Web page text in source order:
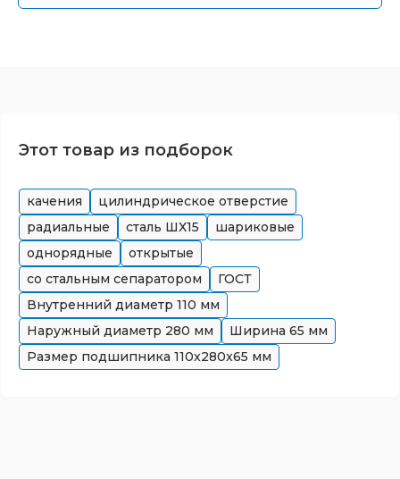
Этот товар из подборок
качения
цилиндрическое отверстие
радиальные
сталь ШХ15
шариковые
однорядные
открытые
со стальным сепаратором
ГОСТ
Внутренний диаметр 110 мм
Наружный диаметр 280 мм Ширина 65 мм
Размер подшипника 110x280x65 мм